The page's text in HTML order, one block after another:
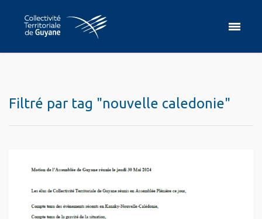
Filtré par tag "nouvelle caledonie"